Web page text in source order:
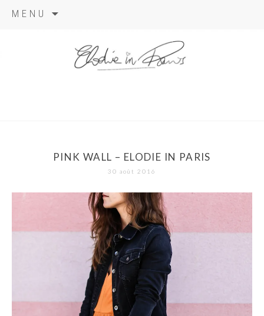
MENU
PINK WALL – ELODIE IN PARIS
30 août 2016